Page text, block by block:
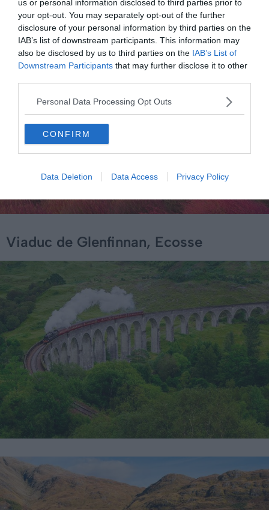
us or personal information disclosed to third parties prior to
your opt-out. You may separately opt-out of the further
disclosure of your personal information by third parties on the
IAB’s list of downstream participants. This information may
also be disclosed by us to third parties on the IAB’s List of
Downstream Participants that may further disclose it to other
Personal Data Processing Opt Outs
CONFIRM
Data Deletion Data Access Privacy Policy
Viaduc de Glenfinnan, Ecosse